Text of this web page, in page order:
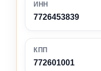
ИНН
7726453839
КПП
772601001